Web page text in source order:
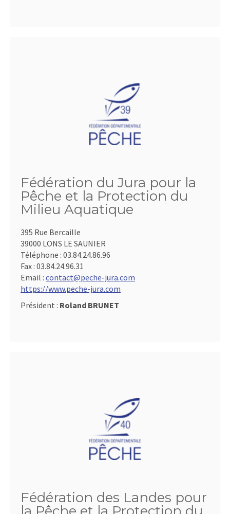
Fédération du Jura pour la
Pêche et la Protection du
Milieu Aquatique
395 Rue Bercaille
39000 LONS LE SAUNIER
Téléphone : 03.84.24.86.96
Fax : 03.84.24.96.31
Email : contact@peche-jura.com
https://www.peche-jura.com
Président : Roland BRUNET
Fédération des Landes pour